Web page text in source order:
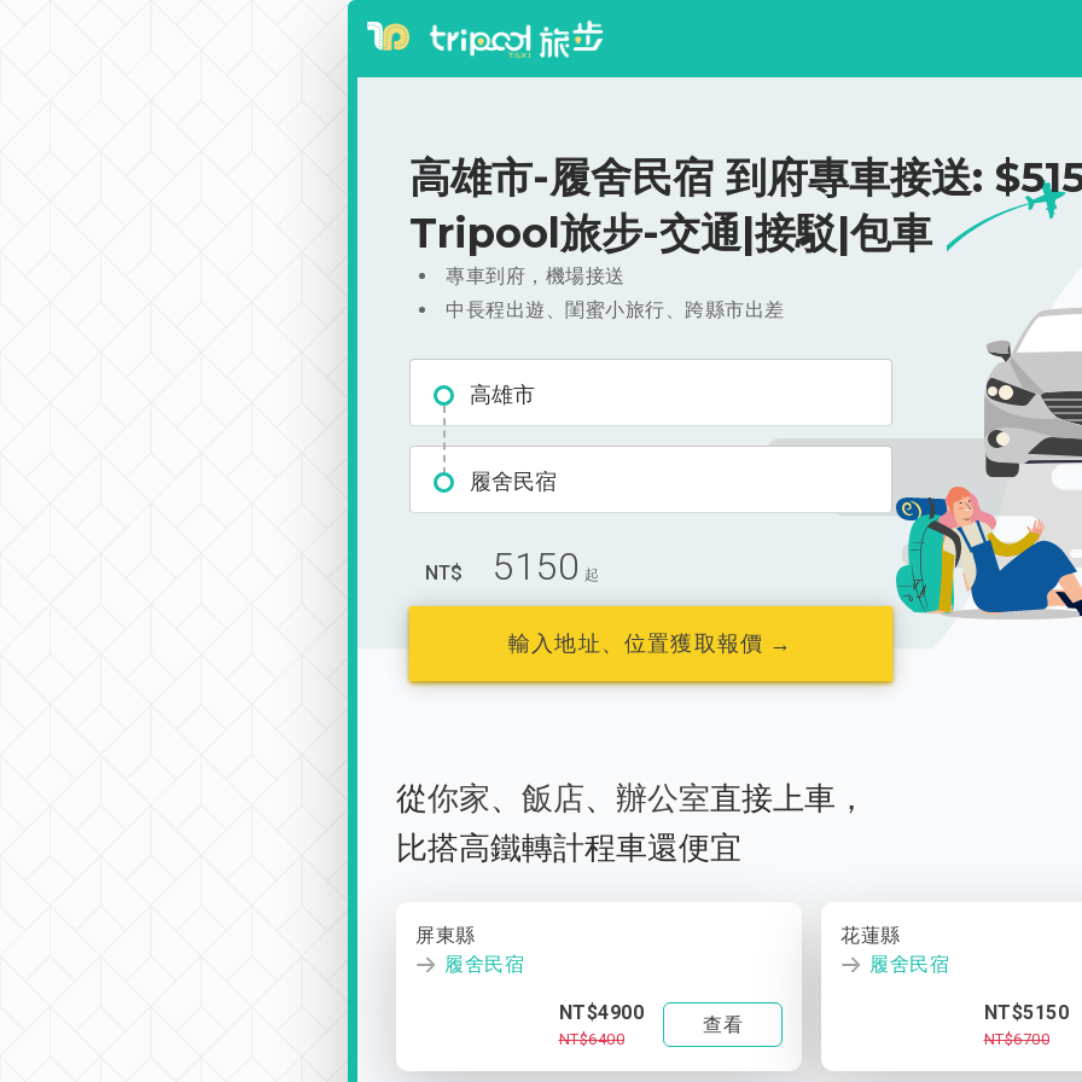
高雄市-履舍民宿 到府專車接送:
Tripool旅步-交通|接駁|包車
專車到府，機場接送
中長程出遊、閨蜜小旅行、跨縣市出差
高雄市
履舍民宿
NT$ 5150 起
輸入地址、位置獲取報價 →
從你家、 飯店、 辦公室直接上車，
比搭高鐵轉計程車還便宜
屏東縣
履舍民宿
NT$4900
NT$6400
查看
花蓮縣
履舍民宿
NT$5150
NT$6700